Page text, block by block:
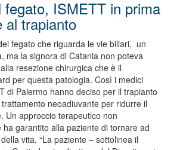
fegato, ISMETT in prima
al trapianto
fegato che riguarda le vie biliari, un
ma la signora di Catania non poteva
resezione chirurgica che è il
per questa patologia. Così i medici
di Palermo hanno deciso per il trapianto
neoadiuvante per ridurre il
Un approccio terapeutico non
ha garantito alla paziente di tornare ad
vita. “La paziente – sottolinea il